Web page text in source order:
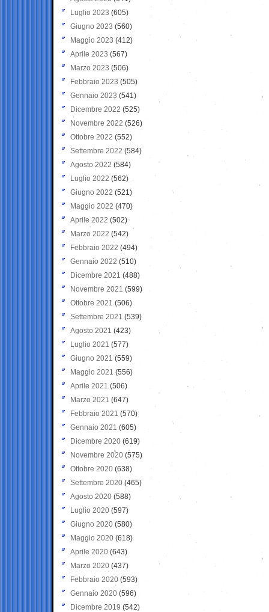
Luglio 2023 (605)
Giugno 2023 (560)
Maggio 2023 (412)
Aprile 2023 (567)
Marzo 2023 (506)
Febbraio 2023 (505)
Gennaio 2023 (541)
Dicembre 2022 (525)
Novembre 2022 (526)
Ottobre 2022 (552)
Settembre 2022 (584)
Agosto 2022 (584)
Luglio 2022 (562)
Giugno 2022 (521)
Maggio 2022 (470)
Aprile 2022 (502)
Marzo 2022 (542)
Febbraio 2022 (494)
Gennaio 2022 (510)
Dicembre 2021 (488)
Novembre 2021 (599)
Ottobre 2021 (506)
Settembre 2021 (539)
Agosto 2021 (423)
Luglio 2021 (577)
Giugno 2021(559)
Maggio 2021 (556)
Aprile 2021 (506)
Marzo 2021 (647)
Febbraio 2021 (570)
Gennaio 2021 (605)
Dicembre 2020 (619)
Novembre 2020 (575)
Ottobre 2020 (638)
Settembre 2020(465)
Agosto 2020 (588)
Luglio 2020 (597)
Giugno 2020 (580)
Maggio 2020 (618)
Aprile 2020 (643)
Marzo 2020 (437)
Febbraio 2020 (593)
Gennaio 2020 (596)
Dicembre 2019 (542)